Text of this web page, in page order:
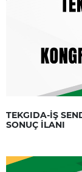
TEKGIDA-İŞ
SONUÇ İLANI